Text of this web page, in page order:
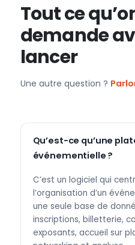
Tout ce
demande
lancer
Une autre question ?
Qu’est-ce qu’une
événementielle ?
C’est un logiciel qui
l’organisation d’un
une seule base de
inscriptions, billetterie,
exposants, accueil sur